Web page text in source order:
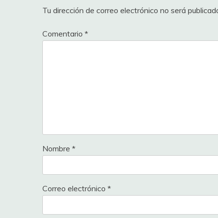
Tu dirección de correo electrónico no será
Comentario *
Nombre *
Correo electrónico *